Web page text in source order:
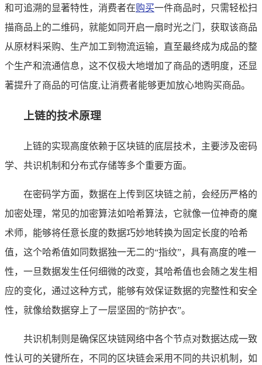
和可追溯的显著特性，消费者在购买一件商品时，只需轻松扫
描商品上的二维码，就能如同开启一扇时光之门，获取该商品
从原材料采购、生产加工到物流运输，直至最终成为成品的整
个生产和流通信息，这不仅极大地增加了商品的透明度，还显
著提升了商品的可信度,让消费者能够更加放心地购买商品。
上链的技术原理
上链的实现高度依赖于区块链的底层技术，主要涉及密码
学、共识机制和分布式存储等多个重要方面。
在密码学方面，数据在上传到区块链之前，会经历严格的
加密处理，常见的加密算法如哈希算法，它就像一位神奇的魔
术师，能够将任意长度的数据巧妙地转换为固定长度的哈希
值，这个哈希值如同数据独一无二的“指纹”，具有高度的唯一
性，一旦数据发生任何细微的改变，其哈希值也会随之发生相
应的变化，通过这种方式，能够有效保证数据的完整性和安全
性，就像给数据穿上了一层坚固的“防护衣”。
共识机制则是确保区块链网络中各个节点对数据达成一致
性认可的关键所在，不同的区块链会采用不同的共识机制，如